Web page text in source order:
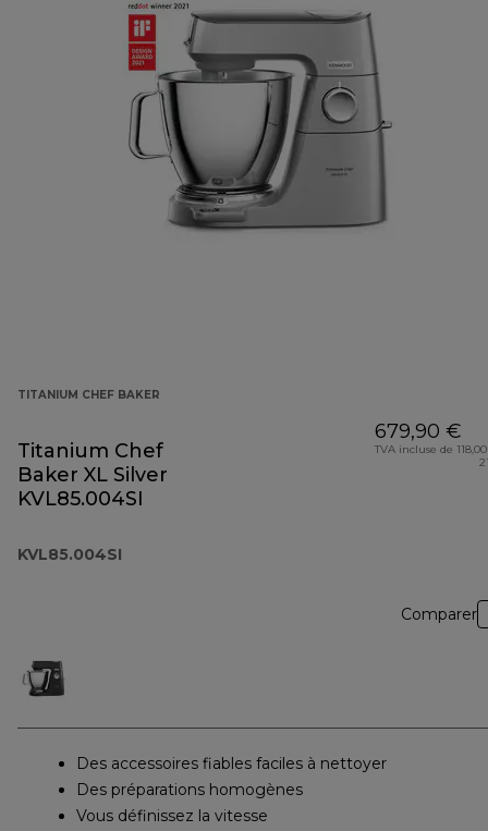
TITANIUM CHEF BAKER
Titanium Chef
Baker XL Silver
KVL85.004SI
KVL85.004SI
679,90 €
TVA incluse de
Comparer
Des accessoires fiables faciles à nettoyer
Des préparations homogènes
Vous définissez la vitesse